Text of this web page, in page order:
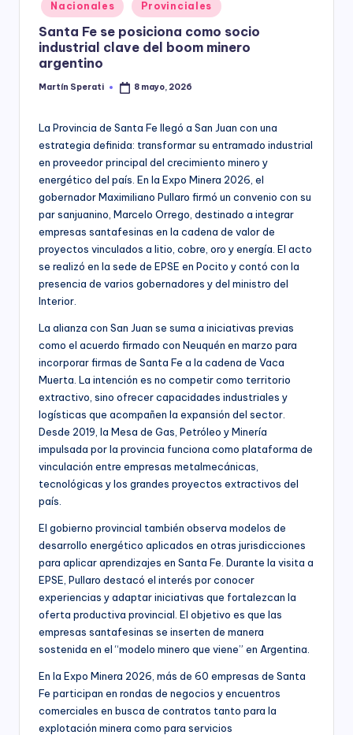
y
in
Nacionales Provinciales
Santa Fe se posiciona como socio
industrial clave del boom minero
argentino
Posted
Martín Sperati 8 mayo, 2026
La Provincia de Santa Fe llegó a San Juan con una
estrategia definida: transformar su entramado industrial
en proveedor principal del crecimiento minero y
energético del país. En la Expo Minera 2026, el
gobernador Maximiliano Pullaro firmó un convenio con su
par sanjuanino, Marcelo Orrego, destinado a integrar
empresas santafesinas en la cadena de valor de
proyectos vinculados a litio, cobre, oro y energía. El acto
se realizó en la sede de EPSE en Pocito y contó con la
presencia de varios gobernadores y del ministro del
Interior.
La alianza con San Juan se suma a iniciativas previas
como el acuerdo firmado con Neuquén en marzo para
incorporar firmas de Santa Fe a la cadena de Vaca
Muerta. La intención es no competir como territorio
extractivo, sino ofrecer capacidades industriales y
logísticas que acompañen la expansión del sector.
Desde 2019, la Mesa de Gas, Petróleo y Minería
impulsada por la provincia funciona como plataforma de
vinculación entre empresas metalmecánicas,
tecnológicas y los grandes proyectos extractivos del
país.
El gobierno provincial también observa modelos de
desarrollo energético aplicados en otras jurisdicciones
para aplicar aprendizajes en Santa Fe. Durante la visita a
EPSE, Pullaro destacó el interés por conocer
experiencias y adaptar iniciativas que fortalezcan la
oferta productiva provincial. El objetivo es que las
empresas santafesinas se inserten de manera
sostenida en el “modelo minero que viene” en Argentina.
En la Expo Minera 2026, más de 60 empresas de Santa
Fe participan en rondas de negocios y encuentros
comerciales en busca de contratos tanto para la
explotación minera como para servicios